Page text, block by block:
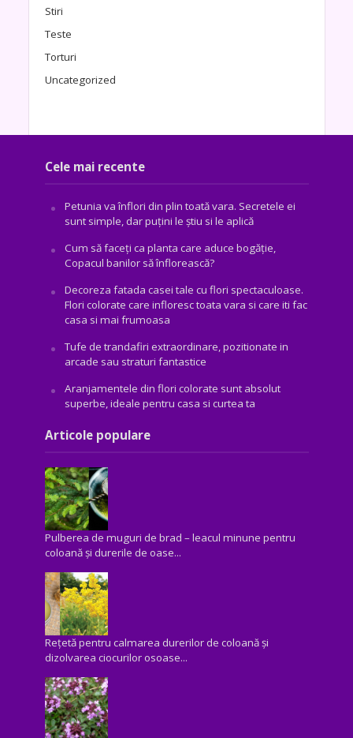
Stiri
Teste
Torturi
Uncategorized
Cele mai recente
Petunia va înflori din plin toată vara. Secretele ei
sunt simple, dar puțini le știu si le aplică
Cum să faceți ca planta care aduce bogăţie,
Copacul banilor să înflorească?
Decoreza fatada casei tale cu flori spectaculoase.
Flori colorate care infloresc toata vara si care iti fac
casa si mai frumoasa
Tufe de trandafiri extraordinare, pozitionate in
arcade sau straturi fantastice
Aranjamentele din flori colorate sunt absolut
superbe, ideale pentru casa si curtea ta
Articole populare
Pulberea de muguri de brad – leacul minune pentru
coloană și durerile de oase...
Rețetă pentru calmarea durerilor de coloană și
dizolvarea ciocurilor osoase...